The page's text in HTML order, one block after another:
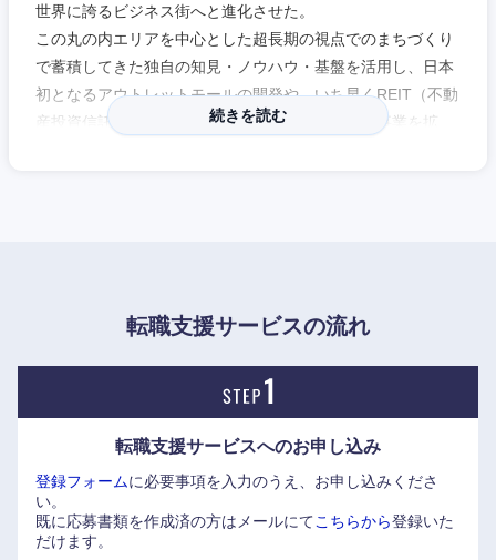
世界に誇るビジネス街へと進化させた。
この丸の内エリアを中心とした超長期の視点でのまちづくり
で蓄積してきた独自の知見・ノウハウ・基盤を活用し、日本
初となるアウトレットモールの開発や、いち早くREIT（不動
産投資信託）市場へ参入するなど、様々な領域に事業を拡
東京駅の北側に位置する「東京駅前常盤橋プロジェクト」で
は、2028年に地上62階・高さ約385mの日本一の超高層ビル
「Torch Tower」が竣工予定。
盤に甘んじることなく、今、次世代の街づくりへ向けて大き
く進化を遂げている。その成長戦略の核を成すのが「街づく
りDX」だ。経済産業省等による選定では、2019年の「攻め
のIT経営銘柄」から通算6度目、直近でも「DX銘柄2025」
続きを読む
転職支援サービスの流れ
転職支援サービスへのお申し込み
登録フォームに必要事項を入力のうえ、お申し込みくださ
い。
既に応募書類を作成済の方はメールにてこちらから登録いた
だけます。
近畿地方
滋賀県